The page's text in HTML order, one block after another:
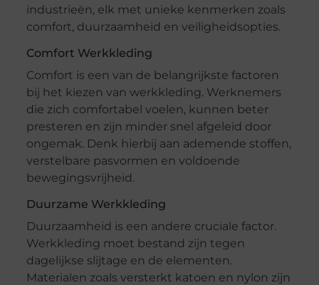
industrieën, elk met unieke kenmerken zoals
comfort, duurzaamheid en veiligheidsopties.
Comfort Werkkleding
Comfort is een van de belangrijkste factoren
bij het kiezen van werkkleding. Werknemers
die zich comfortabel voelen, kunnen beter
presteren en zijn minder snel afgeleid door
ongemak. Denk hierbij aan ademende stoffen,
verstelbare pasvormen en voldoende
bewegingsvrijheid.
Duurzame Werkkleding
Duurzaamheid is een andere cruciale factor.
Werkkleding moet bestand zijn tegen
dagelijkse slijtage en de elementen.
Materialen zoals versterkt katoen en nylon zijn